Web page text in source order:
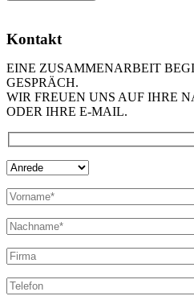
Kontakt
EINE ZUSAMMENARBEIT
GESPRÄCH.
WIR FREUEN UNS AUF IHRE
ODER IHRE E-MAIL.